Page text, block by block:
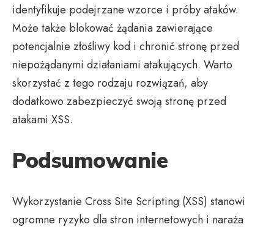
identyfikuje podejrzane wzorce i próby ataków.
Może także blokować żądania zawierające
potencjalnie złośliwy kod i chronić stronę przed
niepożądanymi działaniami atakujących. Warto
skorzystać z tego rodzaju rozwiązań, aby
dodatkowo zabezpieczyć swoją stronę przed
atakami XSS.
Podsumowanie
Wykorzystanie Cross Site Scripting (XSS) stanowi
ogromne ryzyko dla stron internetowych i naraża